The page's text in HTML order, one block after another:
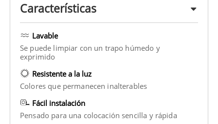
Características
Lavable
Se puede limpiar con un trapo húmedo y
exprimido
Resistente a la luz
Colores que permanecen inalterables
Fácil instalación
Pensado para una colocación sencilla y rápida